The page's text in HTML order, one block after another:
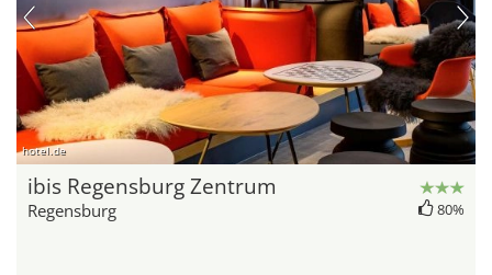
hotel.de
ibis Regensburg Zentrum
Regensburg 80%